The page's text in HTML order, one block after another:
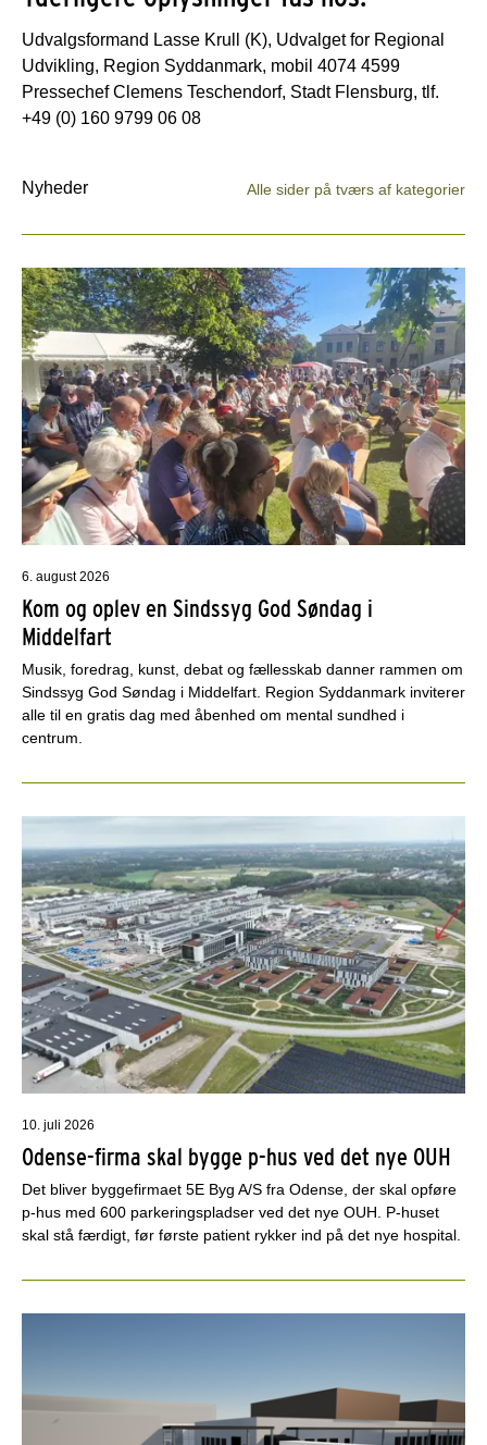
Udvalgsformand Lasse Krull (K), Udvalget for Regional
Udvikling, Region Syddanmark, mobil 4074 4599
Pressechef Clemens Teschendorf, Stadt Flensburg, tlf.
+49 (0) 160 9799 06 08
Nyheder Alle sider på tværs af kategorier
6. august 2026
Kom og oplev en Sindssyg God Søndag i
Middelfart
Musik, foredrag, kunst, debat og fællesskab danner rammen om
Sindssyg God Søndag i Middelfart. Region Syddanmark inviterer
alle til en gratis dag med åbenhed om mental sundhed i
centrum.
10. juli 2026
Odense-firma skal bygge p-hus ved det nye OUH
Det bliver byggefirmaet 5E Byg A/S fra Odense, der skal opføre
p-hus med 600 parkeringspladser ved det nye OUH. P-huset
skal stå færdigt, før første patient rykker ind på det nye hospital.